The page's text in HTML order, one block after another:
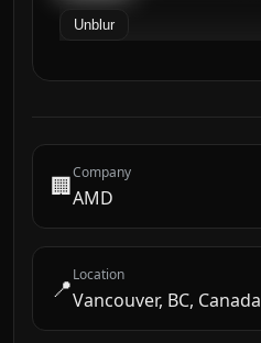
Unblur
🏢Company
AMD
📍Location
Vancouver, BC, Canada